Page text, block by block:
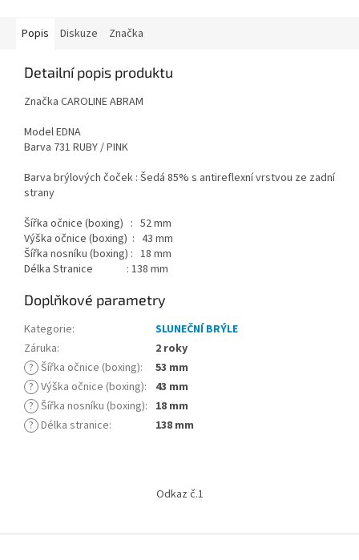
Popis Diskuze Značka
Detailní popis produktu
Značka CAROLINE ABRAM
Model EDNA
Barva 731 RUBY / PINK
Barva brýlových čoček : Šedá 85% s antireflexní vrstvou ze zadní
strany
Šířka očnice (boxing) : 52 mm
Výška očnice (boxing) : 43 mm
Šířka nosníku (boxing) : 18 mm
Délka Stranice : 138 mm
Doplňkové parametry
Kategorie:
SLUNEČNÍ BRÝLE
Záruka:
2 roky
? Šířka očnice (boxing):
53 mm
? Výška očnice (boxing):
43 mm
? Šířka nosníku (boxing): 18 mm
? Délka stranice: 138 mm
Odkaz č.1